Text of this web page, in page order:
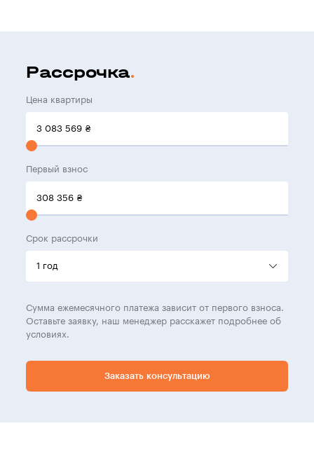
Рассрочка
Цена квартиры
3 083 569 ₴
Первый взнос
308 356 ₴
Срок рассрочки
Сумма ежемесячного платежа зависит от первого взноса.
Оставьте заявку, наш менеджер расскажет подробнее об
условиях.
Заказать консультацию